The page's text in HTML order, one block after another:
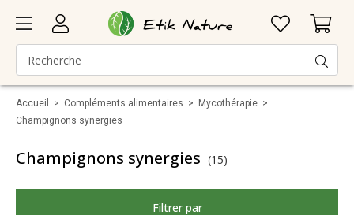
Accueil > Compléments alimentaires > Mycothérapie >
Champignons synergies
Champignons synergies (15)
Filtrer par